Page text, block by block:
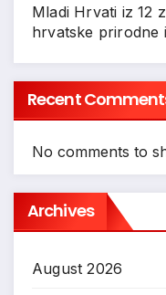
Mladi Hrvati iz 12
hrvatske prirodne
Recent
No comments to
Archives
August 2026